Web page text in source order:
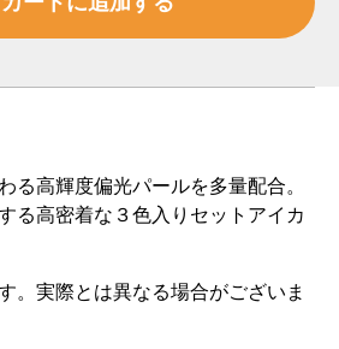
る高輝度偏光パールを多量配合。
る高密着な３色入りセットアイカ
。実際とは異なる場合がございま